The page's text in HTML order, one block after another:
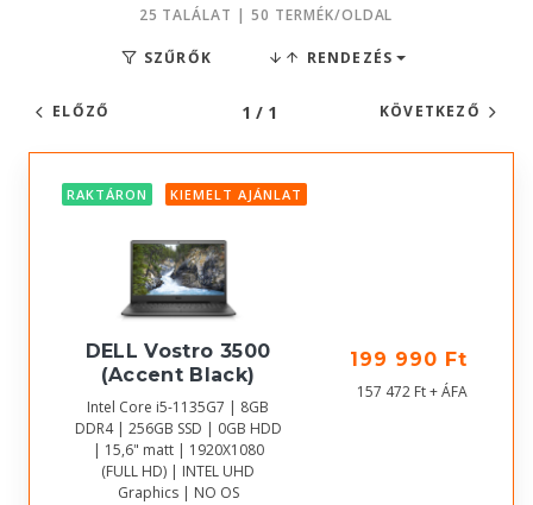
25 TALÁLAT | 50 TERMÉK/OLDAL
SZŰRŐK RENDEZÉS
ELŐZŐ 1 / 1 KÖVETKEZŐ
RAKTÁRON KIEMELT AJÁNLAT
DELL Vostro 3500
(Accent Black)
Intel Core i5-1135G7 | 8GB
DDR4 | 256GB SSD | 0GB HDD
| 15,6" matt | 1920X1080
(FULL HD) | INTEL UHD
Graphics | NO OS
199 990 Ft
157 472 Ft + ÁFA